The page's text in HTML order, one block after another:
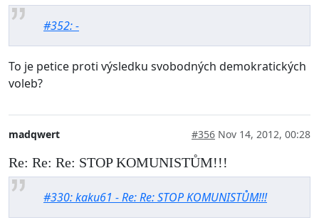
#352: -
To je petice proti výsledku svobodných demokratických
voleb?
madqwert #356 Nov 14, 2012, 00:28
Re: Re: Re: STOP KOMUNISTŮM!!!
#330: kaku61 - Re: Re: STOP KOMUNISTŮM!!!